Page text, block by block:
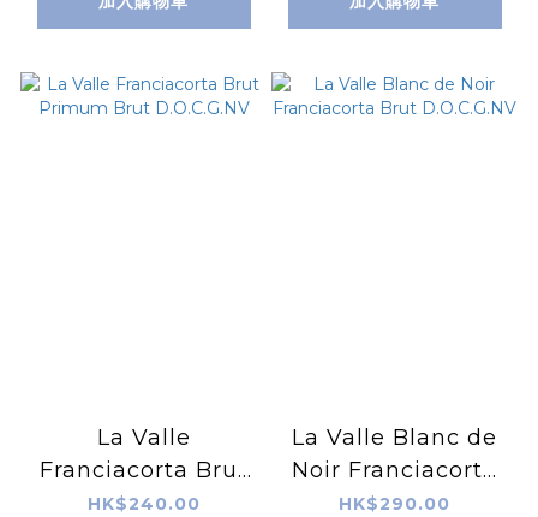
La Valle
Franciacorta Brut
Primum Brut
HK$240.00
La Valle Blanc de
Noir Franciacorta
Brut D.O.C.G.NV
HK$290.00